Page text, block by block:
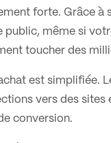
forte. Grâce à
public, même si
toucher des
est
vers des sites
conversion.